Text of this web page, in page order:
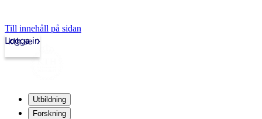
Till innehåll på sidan
kth.se
Logga in
Utbildning
Forskning